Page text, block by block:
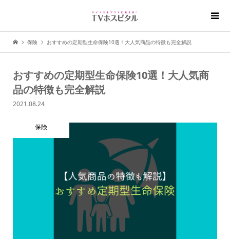
保険 おすすめの定期型生命保険10選！大人気商品の特徴も完全解説
おすすめの定期型生命保険10選！大人気商
品の特徴も完全解説
2021.08.24
保険